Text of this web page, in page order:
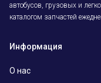
автобусов, грузовых и
каталогом запчастей
Информация
О нас